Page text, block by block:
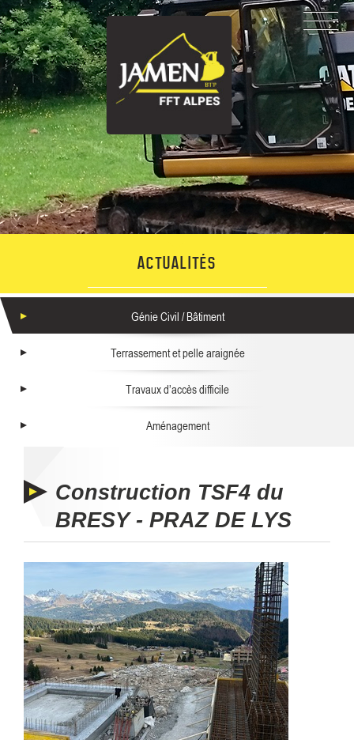
ACTUALITÉS
Génie Civil / Bâtiment
Terrassement et pelle araignée
Travaux d’accès difficile
Aménagement
Construction TSF4 du
BRESY - PRAZ DE LYS